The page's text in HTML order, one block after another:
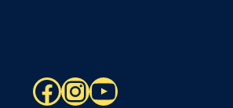
Facebook
Instagram
YouTube